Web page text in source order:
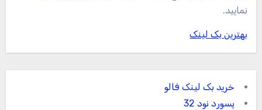
نمایید.
بهترین بک لینک
خرید بک لینک فالو
پسورد نود 32